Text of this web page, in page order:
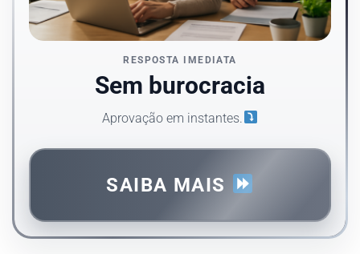
RESPOSTA IMEDIATA
Sem burocracia
Aprovação em instantes.
SAIBA MAIS